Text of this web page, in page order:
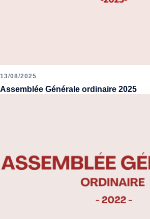
13/08/2025
Assemblée Générale ordinaire 2025